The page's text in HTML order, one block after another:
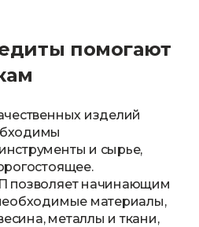
помогают
изделий
и сырье,
позволяет начинающим
материалы,
металлы и ткани,